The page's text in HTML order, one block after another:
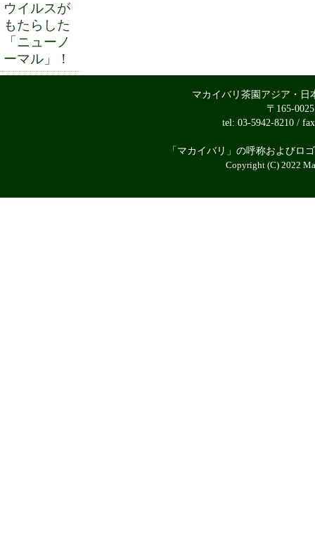
ウイルスが
もたらした
「ニューノ
ーマル」！
マカイバリ茶園アジア・
〒165-
tel: 03-5942-8210 /
「マカイバリ」の呼称およびロ
Copyright (C) 2022